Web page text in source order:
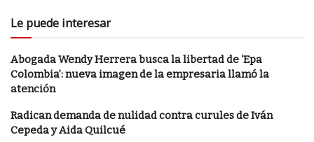
Le puede interesar
Abogada Wendy Herrera busca la libertad de ‘Epa
Colombia’: nueva imagen de la empresaria llamó la
atención
Radican demanda de nulidad contra curules de Iván
Cepeda y Aida Quilcué